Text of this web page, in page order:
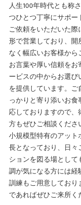
人生100年時代とも称
つひとつ丁寧にサポー
ご依頼をいただいた
形で営業しており、開
なく幅広いお客様か
お言葉や厚い信頼を
ービスの中からお選
を提供しています。
っかりと寄り添いお
応しておりますので
方もぜひご相談くださ
小規模型特有のアッ
長となっており、日
ションを図る場とし
調が気になる方には
訓練もご用意してお
であればぜひご来所く